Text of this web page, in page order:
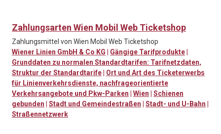
Zahlungsarten Wien Mobil Web Ticketshop
Zahlungsmittel von Wien Mobil Web Ticketshop
Wiener Linien GmbH & Co KG
Gängige Tarifprodukte
Grunddaten zu normalen Standardtarifen: Tarifnetzdaten,
Struktur der Standardtarife
Ort und Art des Ticketerwerbs
für Linienverkehrsdienste, nachfrageorientierte
Verkehrsangebote und Pkw-Parken
Wien
Schienen
gebunden
Stadt und Gemeindestraßen Stadt- und U-Bahn
Straßennetzwerk